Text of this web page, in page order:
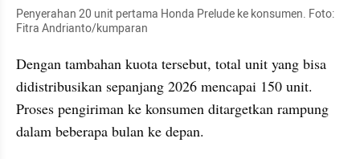
Penyerahan 20 unit pertama Honda Prelude ke konsumen. Foto:
Fitra Andrianto/kumparan
Dengan tambahan kuota tersebut, total unit yang bisa
didistribusikan sepanjang 2026 mencapai 150 unit.
Proses pengiriman ke konsumen ditargetkan rampung
dalam beberapa bulan ke depan.